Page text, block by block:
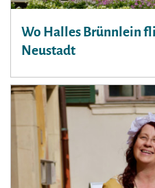
Wo Halles Brünnlein
Neustadt